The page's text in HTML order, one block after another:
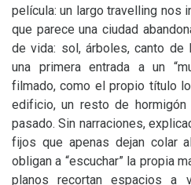
película: un largo travelling nos
que parece una ciudad
de vida: sol, árboles, canto de
una primera entrada a un
filmado, como el propio título
edificio, un resto de
pasado. Sin narraciones,
fijos que apenas dejan colar
obligan a “escuchar” la propia
planos recortan espacios a